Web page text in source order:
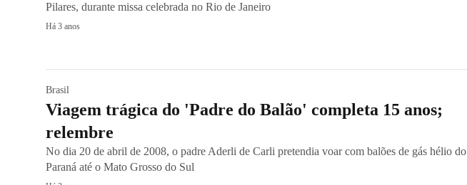
Pilares, durante missa celebrada no Rio de Janeiro
Há 3 anos
Brasil
Viagem trágica do 'Padre do Balão' completa 15 anos;
relembre
No dia 20 de abril de 2008, o padre Aderli de Carli pretendia voar com balões de gás hélio do
Paraná até o Mato Grosso do Sul